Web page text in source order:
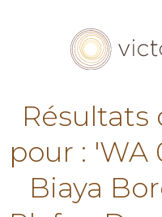
Résultats
pour : 'WA
Biaya